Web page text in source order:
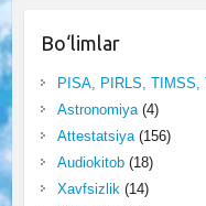
Bo‘limlar
PISA, PIRLS, TIMSS,
Astronomiya(4)
Attestatsiya(156)
Audiokitob(18)
Xavfsizlik(14)